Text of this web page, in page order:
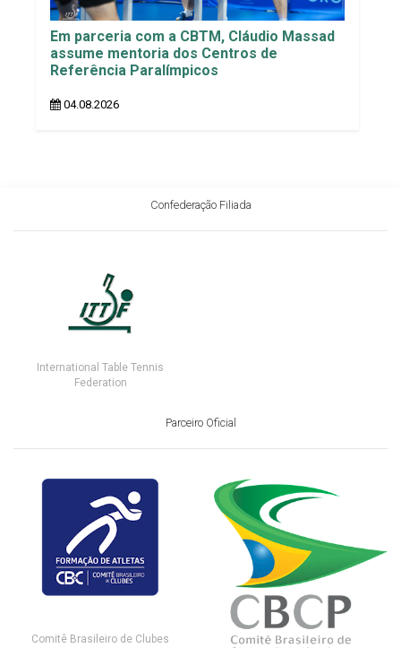
Em parceria com a CBTM, Cláudio Massad
assume mentoria dos Centros de
Referência Paralímpicos
04.08.2026
Confederação Filiada
International Table Tennis
Federation
Parceiro Oficial
Comitê Brasileiro de Clubes